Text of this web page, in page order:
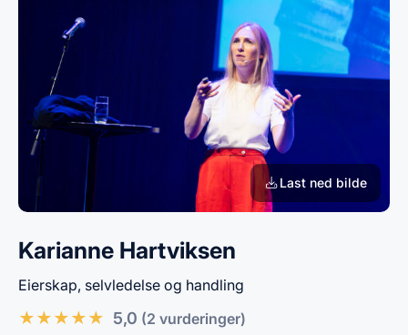
Last ned bilde
Karianne Hartviksen
Eierskap, selvledelse og handling
★★★★★ 5,0 (2 vurderinger)